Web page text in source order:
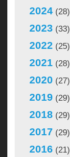
2024 (28)
2023 (33)
2022 (25)
2021 (28)
2020 (27)
2019 (29)
2018 (29)
2017 (29)
2016 (21)